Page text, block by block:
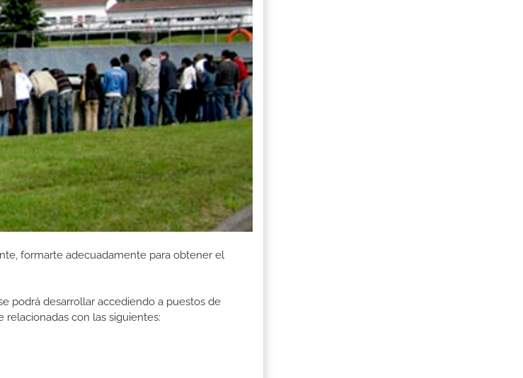
formarte adecuadamente para obtener el
podrá desarrollar accediendo a puestos de
con las siguientes: